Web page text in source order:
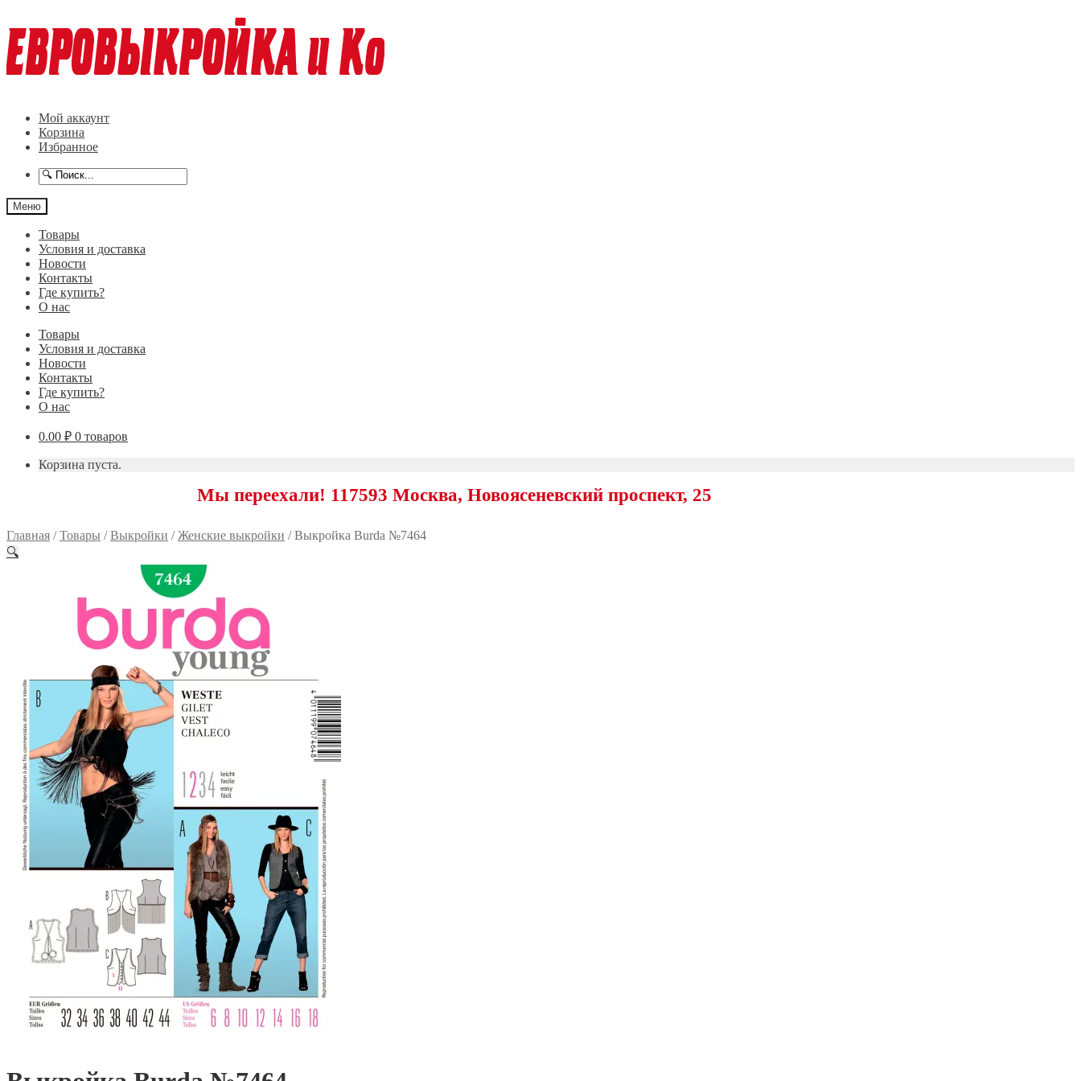
к
навигации
к
содержимому
Мой аккаунт
Корзина
Избранное
Меню
Товары
Условия и доставка
Новости
Контакты
Где купить?
О нас
Товары
Условия и доставка
Новости
Контакты
Где купить?
О нас
0.00 ₽ 0 товаров
Корзина пуста.
Мы переехали! 117593 Москва, Новоясеневский проспект, 25
Главная /Товары /Выкройки /Женские выкройки /Выкройка Burda №7464
🔍